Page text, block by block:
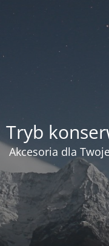
Tryb
Akcesoria dla